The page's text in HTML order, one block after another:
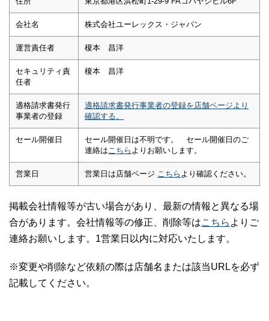
会社名 株式会社ユーレックス・ジャパン
運営責任者 榎本 昌洋
セキュリティ責
任者
榎本 昌洋
適格請求書発行
事業者の登録
適格請求書発行事業者の登録を店舗ページより
確認する。
セール開催日
セール開催日は不明です。 セール開催日のご
連絡は こちら よりお願いします。
営業日 営業日は店舗ページ こちら より確認ください。
掲載会社情報等が古い場合があり、最新の情報と異なる場
合があります。会社情報等の修正、削除等はこちら よりご
連絡お願いします。1営業日以内に対応いたします。
※変更や削除など依頼の際は店舗名または該当URLを必ず
記載してください。